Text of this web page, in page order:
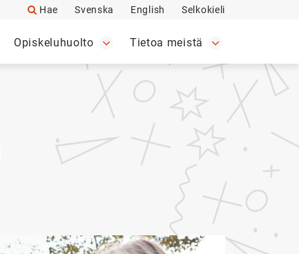
Hae Svenska English Selkokieli
Opiskeluhuolto Tietoa meistä